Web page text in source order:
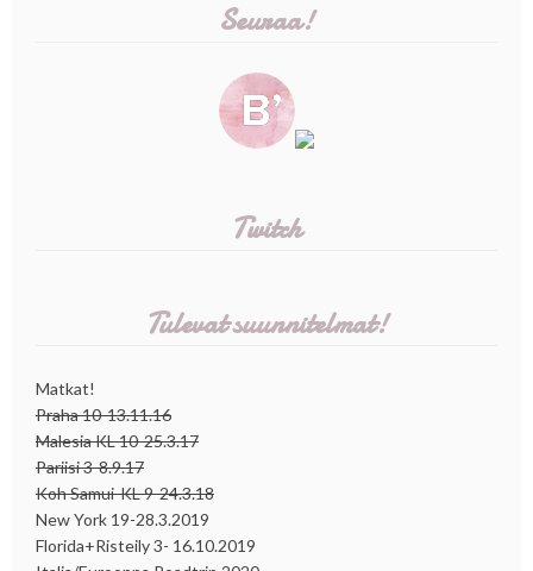
Seuraa!
Twitch
Tulevat suunnitelmat!
Matkat!
Praha 10-13.11.16
Malesia KL 10-25.3.17
Pariisi 3-8.9.17
Koh Samui-KL 9-24.3.18
New York 19-28.3.2019
Florida+Risteily 3- 16.10.2019